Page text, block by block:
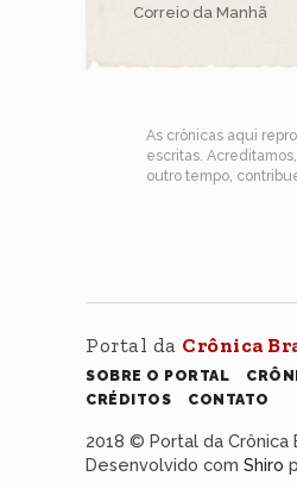
Correio da Manhã
As crônicas aqui
escritas.
outro tempo,
Portal da Crônica
SOBRE O PORTAL
CRÉDITOS
CONTATO
2018 © Portal da Crônica
Desenvolvido com Shiro